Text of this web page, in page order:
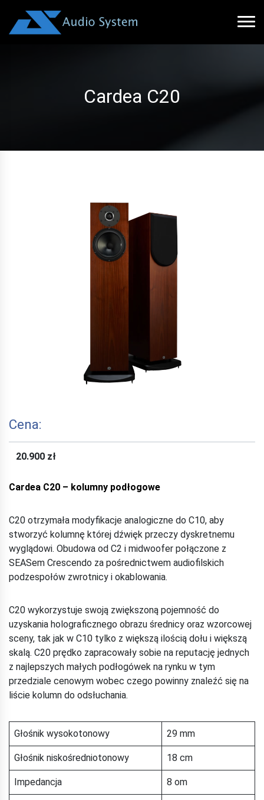
Cardea C20
Cena:
20.900 zł
Cardea C20 – kolumny podłogowe
C20 otrzymała modyfikacje analogiczne do C10, aby
stworzyć kolumnę której dźwięk przeczy dyskretnemu
wyglądowi. Obudowa od C2 i midwoofer połączone z
SEASem Crescendo za pośrednictwem audiofilskich
podzespołów zwrotnicy i okablowania.
C20 wykorzystuje swoją zwiększoną pojemność do
uzyskania holograficznego obrazu średnicy oraz wzorcowej
sceny, tak jak w C10 tylko z większą ilością dołu i większą
skalą. C20 prędko zapracowały sobie na reputację jednych
z najlepszych małych podłogówek na rynku w tym
przedziale cenowym wobec czego powinny znaleźć się na
liście kolumn do odsłuchania.
Głośnik wysokotonowy 29 mm
Głośnik niskośredniotonowy 18 cm
Impedancja 8 om